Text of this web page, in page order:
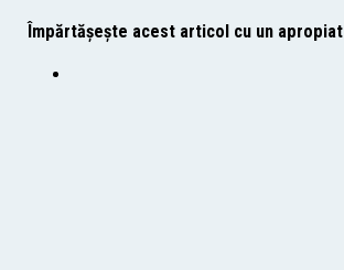
Împărtășește acest articol cu un apropiat